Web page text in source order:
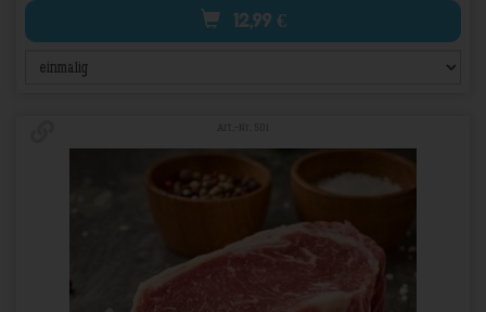
12,99 €